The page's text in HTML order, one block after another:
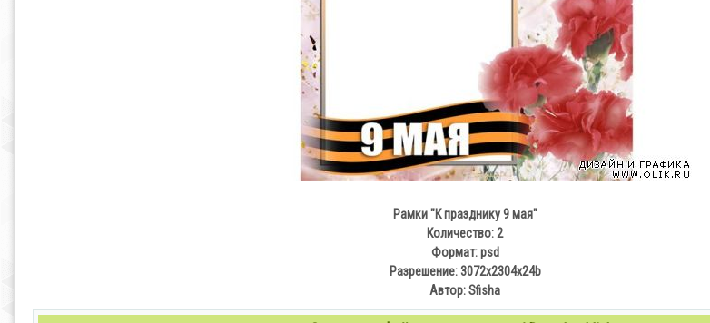
Рамки "К празднику 9 мая"
Количество: 2
Формат: psd
Разрешение: 3072х2304х24b
Автор: Sfisha